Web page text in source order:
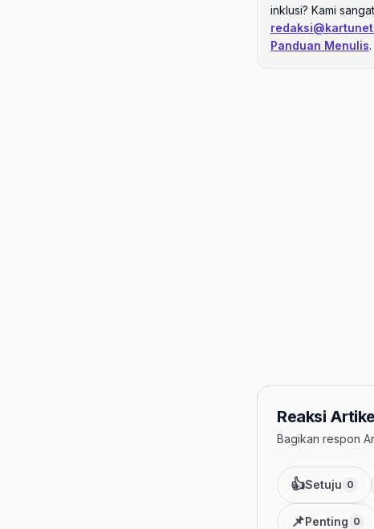
inklusi? Kami
Panduan Menulis.
Reaksi
Bagikan respon
👍Setuju 0
📌Penting 0